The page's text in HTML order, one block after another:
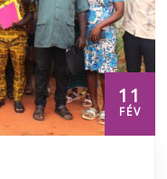
11
FÉV